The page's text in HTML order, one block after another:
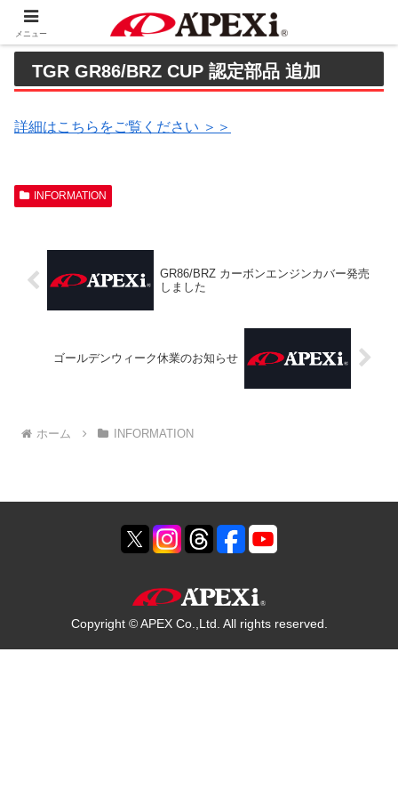
TGR GR86/BRZ CUP 認定部品 追加
詳細はこちらをご覧ください ＞＞
INFORMATION
GR86/BRZ カーボンエンジンカバー発売
しました
ゴールデンウィーク休業のお知らせ
ホーム INFORMATION
Copyright © APEX Co.,Ltd. All rights reserved.
メニュー